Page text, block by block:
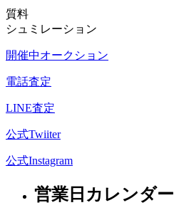
質料
シュミレーション
開催中オークション
電話査定
LINE査定
公式Twiiter
公式Instagram
営業日カレンダー